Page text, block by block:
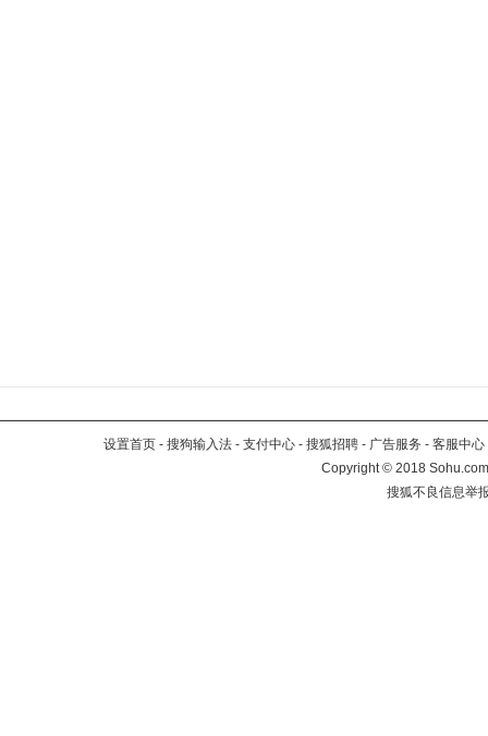
设置首页 - 搜狗输入法 - 支付中心 - 搜狐招聘 - 广告服务 - 客服中心
Copyright©2018
搜狐不良信息举